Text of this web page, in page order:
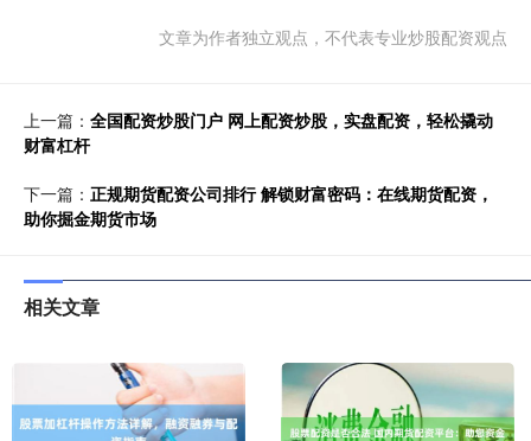
文章为作者独立观点，不代表专业炒股配资观点
上一篇： 全国配资炒股门户 网上配资炒股，实盘配资，轻松撬动
财富杠杆
下一篇： 正规期货配资公司排行 解锁财富密码：在线期货配资，
助你掘金期货市场
相关文章